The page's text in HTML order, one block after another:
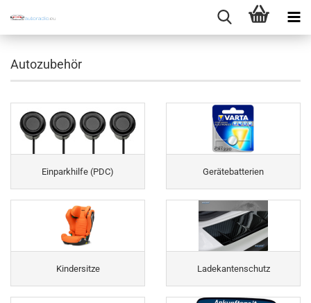
Autozubehör
Einparkhilfe (PDC) Gerätebatterien
Kindersitze Ladekantenschutz